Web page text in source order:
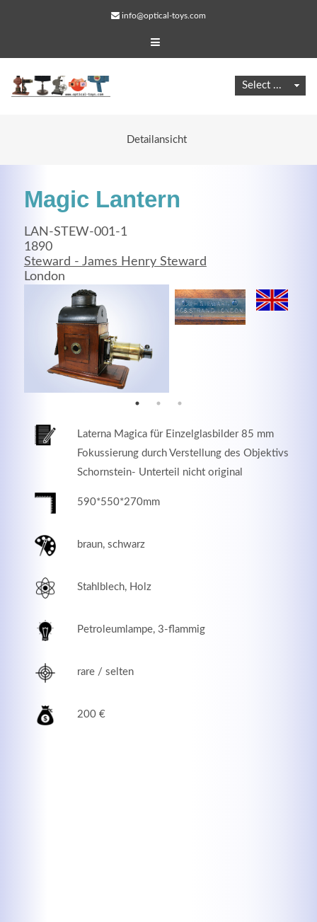
info@optical-toys.com
Detailansicht
Magic Lantern
LAN-STEW-001-1
1890
Steward - James Henry Steward
London
Laterna Magica für Einzelglasbilder 85 mm
Fokussierung durch Verstellung des Objektivs
Schornstein- Unterteil nicht original
590*550*270mm
braun, schwarz
Stahlblech, Holz
Petroleumlampe, 3-flammig
rare / selten
200 €
Web Projects
Lorem ipsum dolor sit amet, consectetuer adipiscing
elit. Aenean commodo ligula eget dolor.
MEHR INFOS
Good Service
Lorem ipsum dolor sit amet, consectetuer adipiscing
MEHR INFOS